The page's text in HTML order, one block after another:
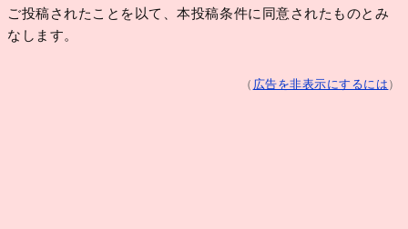
ご投稿されたことを以て、本投稿条件に同意されたものとみ
なします。
（ 広告を非表示にするには ）